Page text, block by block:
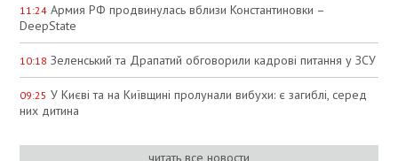
11:24 Армия РФ продвинулась вблизи Константиновки –
DeepState
10:18 Зеленський та Драпатий обговорили кадрові питання у ЗСУ
09:25 У Києві та на Київщині пролунали вибухи: є загиблі, серед
них дитина
читать все новости